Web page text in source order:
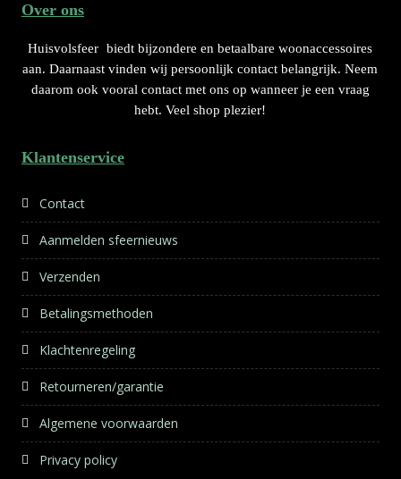
Over ons
Huisvolsfeer biedt bijzondere en betaalbare woonaccessoires
aan. Daarnaast vinden wij persoonlijk contact belangrijk. Neem
daarom ook vooral contact met ons op wanneer je een vraag
hebt. Veel shop plezier!
Klantenservice
Contact
Aanmelden sfeernieuws
Verzenden
Betalingsmethoden
Klachtenregeling
Retourneren/garantie
Algemene voorwaarden
Privacy policy